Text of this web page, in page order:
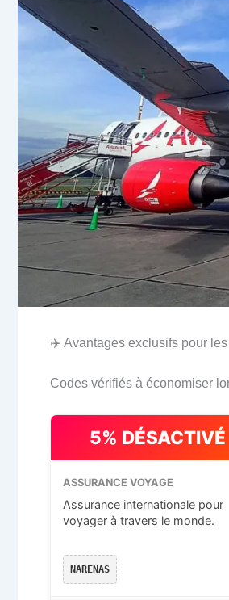
✈️ Avantages exclusifs pour
Codes vérifiés à économiser
5% DÉSACTIVÉ
ASSURANCE VOYAGE
Assurance internationale pour
voyager à travers le monde.
NARENAS